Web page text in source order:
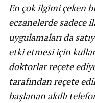
En çok ilgimi çeken
eczanelerde sadece
uygulamaları da
etki etmesi için
doktorlar reçete
tarafından reçete
başlanan akıllı